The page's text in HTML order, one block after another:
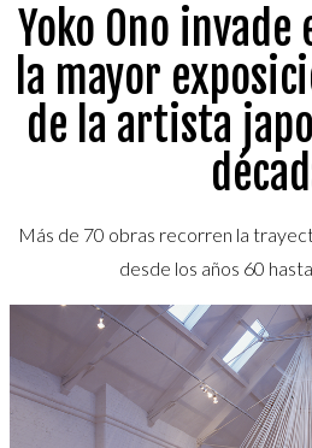
Yoko Ono invade
la mayor
de la artista
Más de 70 obras recorren la
desde los años 60